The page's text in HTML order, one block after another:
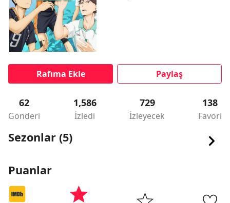
Rafıma Ekle Paylaş
62
Gönderi
1,586
İzledi
729
İzleyecek
138
Favori
Sezonlar (5)
Puanlar